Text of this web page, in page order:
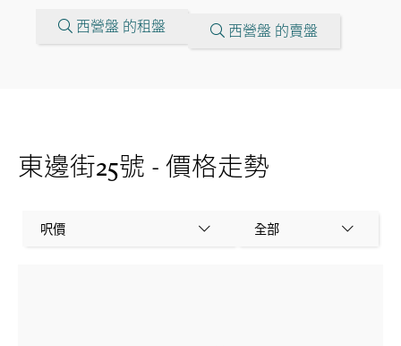
西營盤 的租盤 西營盤 的賣盤
東邊街25號 - 價格走勢
呎價 全部